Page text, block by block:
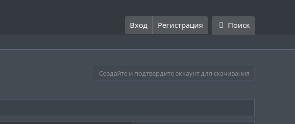
Вход Регистрация Поиск
Создайте и подтвердите аккаунт для скачивания